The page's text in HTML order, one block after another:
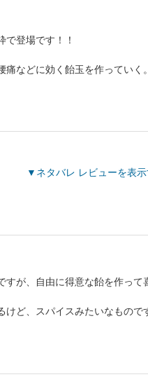
で登場です！！
などに効く飴玉を作っていく
ネタバレ レビューを表
すが、自由に得意な飴を作っ
ど、スパイスみたいなもので